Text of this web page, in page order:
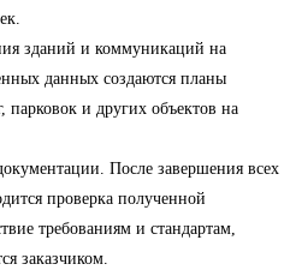
зданий и коммуникаций на
данных создаются планы
парковок и других объектов на
После завершения всех
проверка полученной
требованиям и стандартам,
заказчиком.